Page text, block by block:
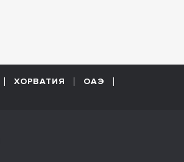
ХОРВАТИЯ
ОАЭ